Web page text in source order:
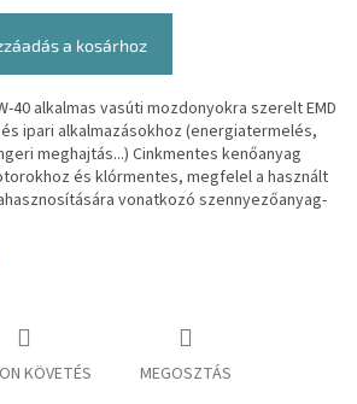
a kosárhoz
40 alkalmas vasúti mozdonyokra szerelt EMD
ipari alkalmazásokhoz (energiatermelés,
meghajtás...) Cinkmentes kenőanyag
és klórmentes, megfelel a használt
vonatkozó szennyezőanyag-
KÖVETÉS MEGOSZTÁS